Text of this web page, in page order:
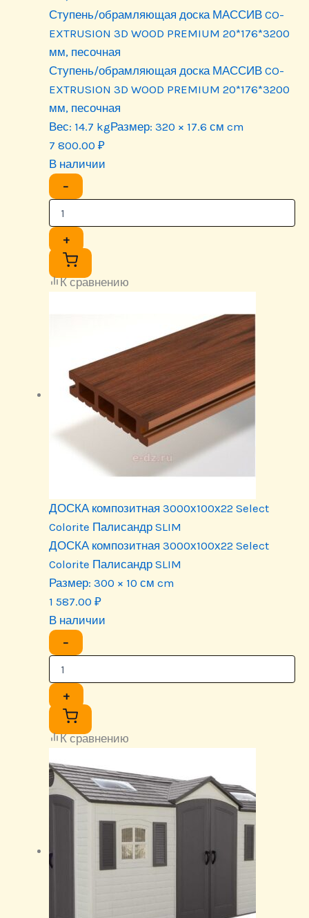
Ступень/обрамляющая доска МАССИВ CO-
EXTRUSION 3D WOOD PREMIUM 20*176*3200
мм, песочная
Ступень/обрамляющая доска МАССИВ CO-
EXTRUSION 3D WOOD PREMIUM 20*176*3200
мм, песочная
Вес: 14.7 kgРазмер: 320 × 17.6 см cm
7 800.00 ₽
В наличии
−
+
К сравнению
ДОСКА композитная 3000х100х22 Select
Colorite Палисандр SLIM
ДОСКА композитная 3000х100х22 Select
Colorite Палисандр SLIM
Размер: 300 × 10 см cm
1 587.00 ₽
В наличии
−
+
К сравнению